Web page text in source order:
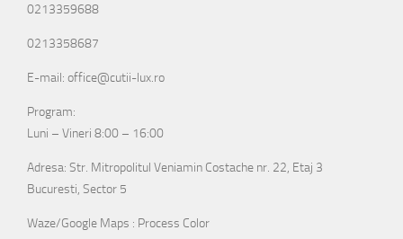
0213359688
0213358687
E-mail: office@cutii-lux.ro
Program:
Luni – Vineri 8:00 – 16:00
Adresa: Str. Mitropolitul Veniamin Costache nr. 22, Etaj 3
Bucuresti, Sector 5
Waze/Google Maps : Process Color